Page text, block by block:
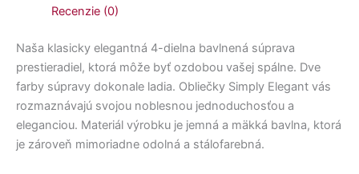
Recenzie (0)
Naša klasicky elegantná 4-dielna bavlnená súprava
prestieradiel, ktorá môže byť ozdobou vašej spálne. Dve
farby súpravy dokonale ladia. Obliečky Simply Elegant vás
rozmaznávajú svojou noblesnou jednoduchosťou a
eleganciou. Materiál výrobku je jemná a mäkká bavlna, ktorá
je zároveň mimoriadne odolná a stálofarebná.